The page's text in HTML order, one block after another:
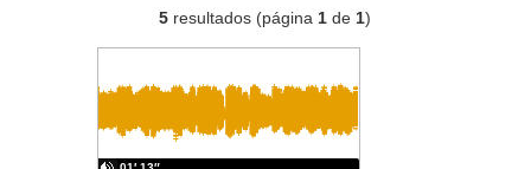
5 resultados (página1 de1)